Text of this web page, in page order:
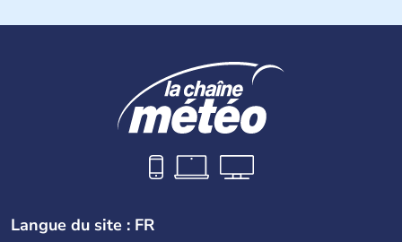
du Cambodge. Littéralement, Viêt Nam signifie les « Viêt
nom récent de l'ancienne Saïgon.
Langue du site : FR